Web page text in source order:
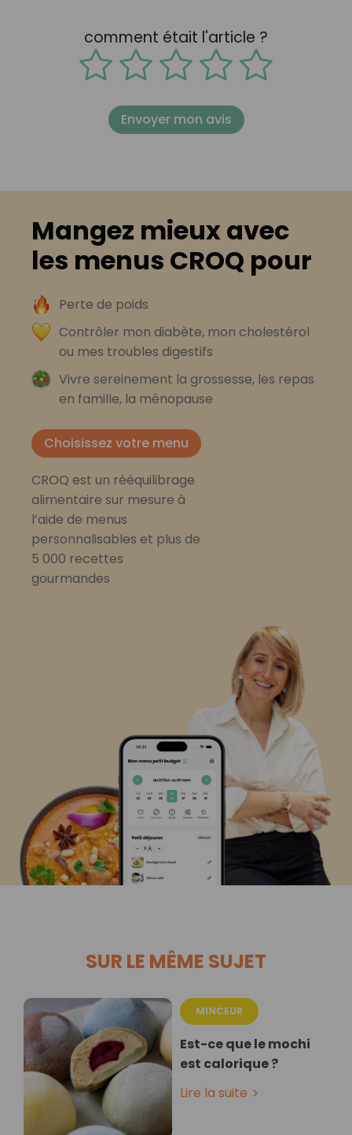
comment était l'article ?
Envoyer mon avis
Mangez mieux avec
les menus CROQ pour
Perte de poids
Contrôler mon diabète, mon cholestérol
ou mes troubles digestifs
Vivre sereinement la grossesse, les repas
en famille, la ménopause
Choisissez votre menu
CROQ est un rééquilibrage
alimentaire sur mesure à
l’aide de menus
personnalisables et plus de
5 000 recettes
gourmandes
SUR LE MÊME SUJET
MINCEUR
Est-ce que le mochi
est calorique ?
Lire la suite